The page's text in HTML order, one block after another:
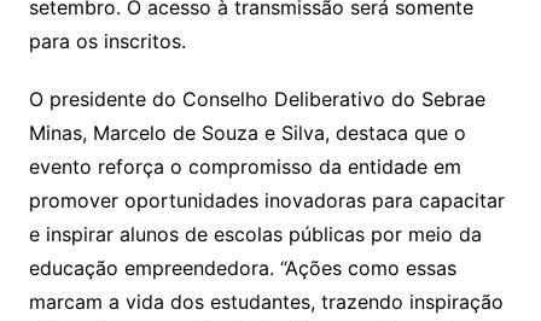
setembro. O acesso à transmissão será somente
para os inscritos.
O presidente do Conselho Deliberativo do Sebrae
Minas, Marcelo de Souza e Silva, destaca que o
evento reforça o compromisso da entidade em
promover oportunidades inovadoras para capacitar
e inspirar alunos de escolas públicas por meio da
educação empreendedora. “Ações como essas
marcam a vida dos estudantes, trazendo inspiração